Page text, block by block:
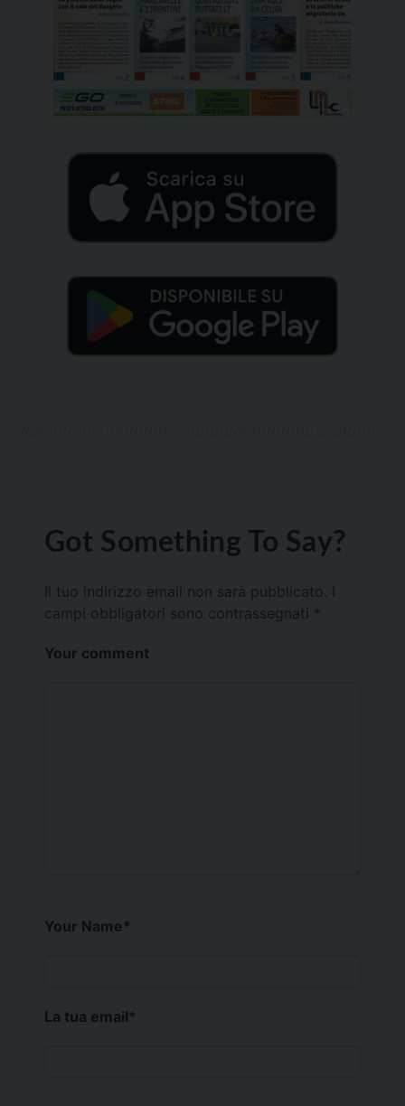
Got Something To Say?
Il tuo indirizzo email non sarà pubblicato.
campi obbligatori sono contrassegnati *
Your comment
Your Name*
La tua email*